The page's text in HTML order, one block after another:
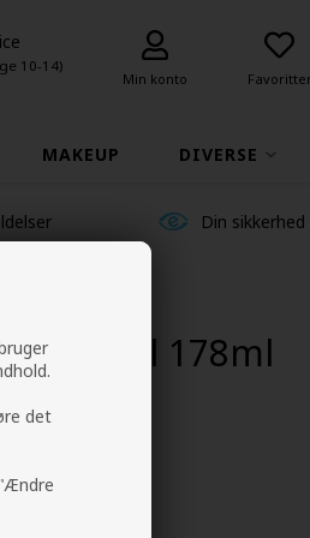
det
10-14)
Min konto Favoritter
MAKEUP DIVERSE
Din
Gel 178ml